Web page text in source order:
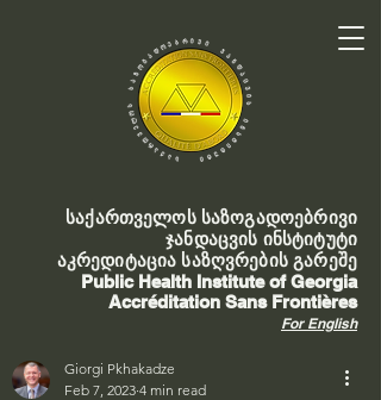
საქართველოს საზოგადოებრივი
ჯანდაცვის ინსტიტუტი
აკრედიტაცია საზღვრების გარეშე
Public Health Institute of Georgia
Accréditation Sans Frontières
For English
Giorgi Pkhakadze
Feb 7, 2023 4 min read